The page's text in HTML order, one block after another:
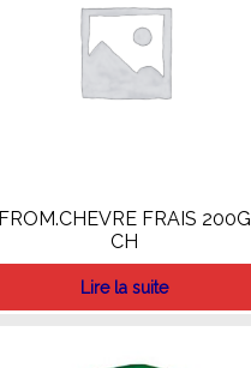
FROM.CHEVRE FRAIS 200G
CH
Lire la suite